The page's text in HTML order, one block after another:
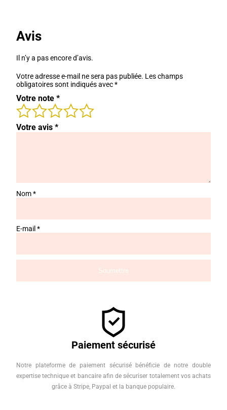
Avis
Il n’y a pas encore d’avis.
Votre adresse e-mail ne sera pas publiée. Les champs
obligatoires sont indiqués avec*
Votre note *
Votre avis *
Nom*
E-mail *
Paiement sécurisé
Notre plateforme de paiement sécurisé bénéficie de notre double
expertise technique et bancaire afin de sécuriser totalement vos achats
grâce à Stripe, Paypal et la banque populaire.